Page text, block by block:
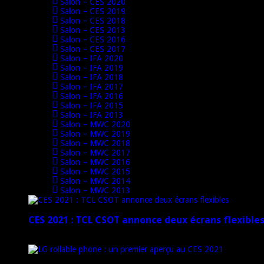
Salon – CES 2020
Salon – CES 2019
Salon – CES 2018
Salon – CES 2013
Salon – CES 2016
Salon – CES 2017
Salon – IFA 2020
Salon – IFA 2019
Salon – IFA 2018
Salon – IFA 2017
Salon – IFA 2016
Salon – IFA 2015
Salon – IFA 2013
Salon – MWC 2020
Salon – MWC 2019
Salon – MWC 2018
Salon – MWC 2017
Salon – MWC 2016
Salon – MWC 2015
Salon – MWC 2014
Salon – MWC 2013
CES 2021 : TCL CSOT annonce deux écrans flexibles